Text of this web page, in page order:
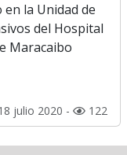
en la Unidad de
del Hospital
Maracaibo
julio 2020 - 122